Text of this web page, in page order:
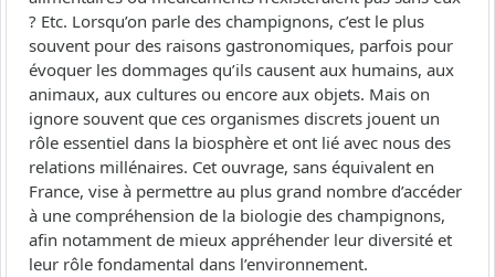
? Etc. Lorsqu’on parle des champignons, c’est le plus
souvent pour des raisons gastronomiques, parfois pour
évoquer les dommages qu’ils causent aux humains, aux
animaux, aux cultures ou encore aux objets. Mais on
ignore souvent que ces organismes discrets jouent un
rôle essentiel dans la biosphère et ont lié avec nous des
relations millénaires. Cet ouvrage, sans équivalent en
France, vise à permettre au plus grand nombre d’accéder
à une compréhension de la biologie des champignons,
afin notamment de mieux appréhender leur diversité et
leur rôle fondamental dans l’environnement.